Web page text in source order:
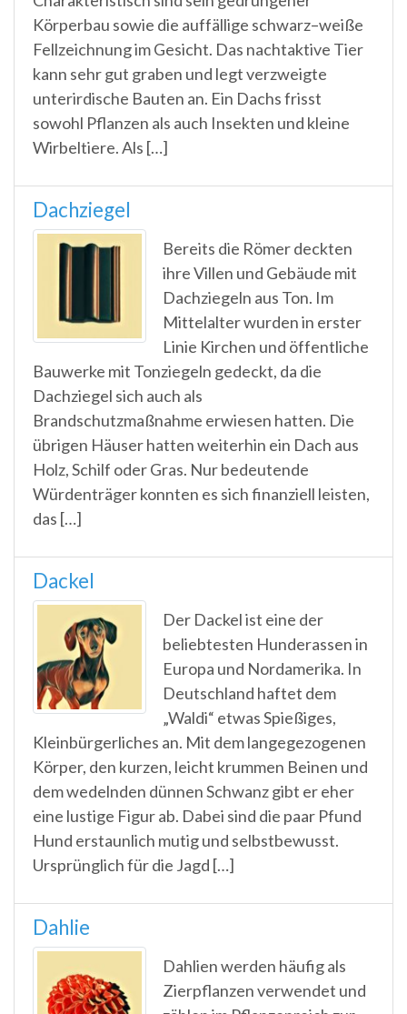
Körperbau sowie die auffällige schwarz–weiße
Fellzeichnung im Gesicht. Das nachtaktive Tier
kann sehr gut graben und legt verzweigte
unterirdische Bauten an. Ein Dachs frisst
sowohl Pflanzen als auch Insekten und kleine
Wirbeltiere. Als […]
Dachziegel
Bereits die Römer deckten
ihre Villen und Gebäude mit
Dachziegeln aus Ton. Im
Mittelalter wurden in erster
Linie Kirchen und öffentliche
Bauwerke mit Tonziegeln gedeckt, da die
Dachziegel sich auch als
Brandschutzmaßnahme erwiesen hatten. Die
übrigen Häuser hatten weiterhin ein Dach aus
Holz, Schilf oder Gras. Nur bedeutende
Würdenträger konnten es sich finanziell leisten,
das […]
Dackel
Der Dackel ist eine der
beliebtesten Hunderassen in
Europa und Nordamerika. In
Deutschland haftet dem
„Waldi“ etwas Spießiges,
Kleinbürgerliches an. Mit dem langegezogenen
Körper, den kurzen, leicht krummen Beinen und
dem wedelnden dünnen Schwanz gibt er eher
eine lustige Figur ab. Dabei sind die paar Pfund
Hund erstaunlich mutig und selbstbewusst.
Ursprünglich für die Jagd […]
Dahlie
Dahlien werden häufig als
Zierpflanzen verwendet und